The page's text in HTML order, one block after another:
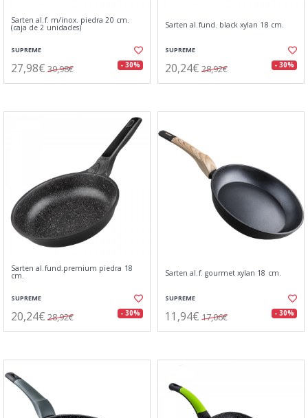
Sarten al.f. m/inox. piedra 20 cm.
(caja de 2 unidades)
SUPREME
27,98€ 39,98€ - 30%
Sarten al.fund. black xylan 18 cm.
SUPREME
20,24€ 28,92€ - 30%
Sarten al.fund.premium piedra 18
cm.
SUPREME
20,24€ 28,92€ - 30%
Sarten al.f. gourmet xylan 18 cm.
SUPREME
11,94€ 17,06€ - 30%